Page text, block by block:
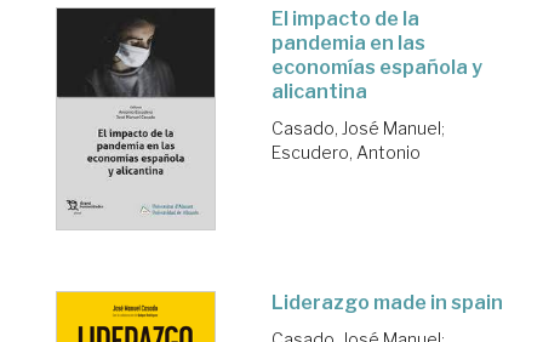
El impacto de la
pandemia en las
economías española y
alicantina
Casado, José Manuel;
Escudero, Antonio
Liderazgo made in spain